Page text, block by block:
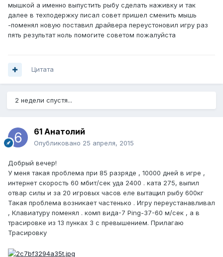
мышкой а именно выпустить рыбу сделать наживку и так
далее в техподержку писал совет пришел сменить мышь
-поменял новую поставил драйвера переустоновил игру раз
пять результат ноль помогите советом пожалуйста
Цитата
2 недели спустя...
61 Анатолий
Опубликовано 25 апреля, 2015
Добрый вечер!
У меня такая проблема при 85 разряде , 10000 дней в игре ,
интернет скорость 60 мбит/сек уда 2400 . ката 275, выпил
отвар силы и за 20 игровых часов еле вытащил рыбу 600кг
Такая проблема возникает частенько . Игру переустанавливал
, Клавиатуру поменял . комп вида-7 Ping-37-60 м/сек , а в
трасировке из 13 пунках 3 с превышением. Прилагаю
Трасировку